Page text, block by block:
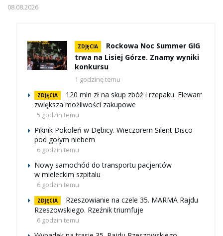
08.08.2026
ZDJĘCIA
Rockowa Noc Summer GIG
trwa na Lisiej Górze. Znamy wyniki
konkursu
1 godzinę temu
ZDJĘCIA
120 mln zł na skup zbóż i rzepaku. Elewarr
zwiększa możliwości zakupowe
5 godzin temu
Piknik Pokoleń w Dębicy. Wieczorem Silent Disco
pod gołym niebem
6 godzin temu
Nowy samochód do transportu pacjentów
w mieleckim szpitalu
6 godzin temu
ZDJĘCIA
Rzeszowianie na czele 35. MARMA Rajdu
Rzeszowskiego. Rzeźnik triumfuje
6 godzin temu